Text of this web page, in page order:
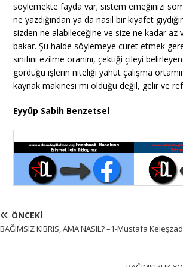
söylemekte fayda var; sistem emeğinizi
ne yazdığından ya da nasıl bir kıyafet
sizden ne alabileceğine ve size ne kadar az
bakar. Şu halde söylemeye cüret etmek
sınıfını ezilme oranını, çektiği çileyi
gördüğü işlerin niteliği yahut çalışma
kaynak makinesi mi olduğu değil, gelir ve
Eyyüp Sabih Benzetsel
ÖNCEKI
BAĞIMSIZ KIBRIS, AMA NASIL? –1-Mustafa